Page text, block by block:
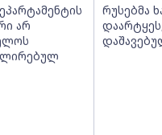
არ
რუსებმა